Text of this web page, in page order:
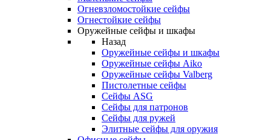
Огневзломостойкие сейфы
Огнестойкие сейфы
Оружейные сейфы и шкафы
Назад
Оружейные сейфы и шкафы
Оружейные сейфы Aiko
Оружейные сейфы Valberg
Пистолетные сейфы
Сейфы ASG
Сейфы для патронов
Сейфы для ружей
Элитные сейфы для оружия